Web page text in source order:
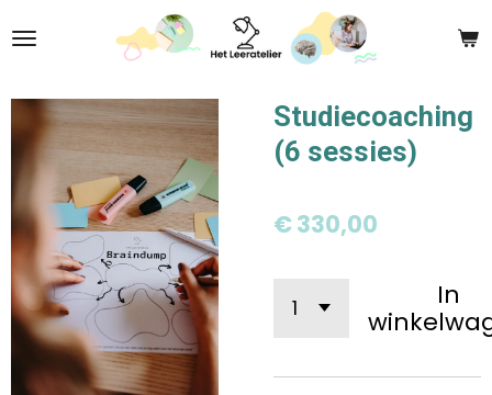
direct
de
hoofdinhoud
Studiecoaching
(6 sessies)
€ 330,00
In